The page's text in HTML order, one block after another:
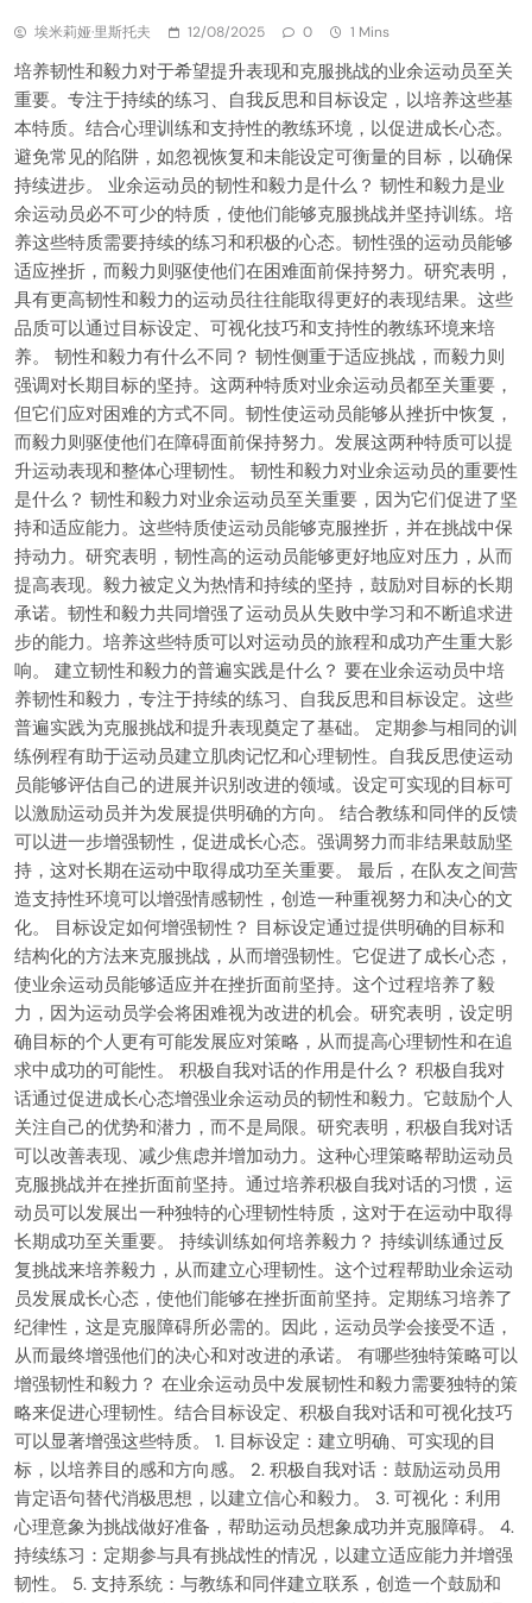
埃米莉娅·里斯托夫 12/08/2025 0 1 Mins
培养韧性和毅力对于希望提升表现和克服挑战的业余运动员至关
重要。专注于持续的练习、自我反思和目标设定，以培养这些基
本特质。结合心理训练和支持性的教练环境，以促进成长心态。
避免常见的陷阱，如忽视恢复和未能设定可衡量的目标，以确保
持续进步。 业余运动员的韧性和毅力是什么？ 韧性和毅力是业
余运动员必不可少的特质，使他们能够克服挑战并坚持训练。培
养这些特质需要持续的练习和积极的心态。韧性强的运动员能够
适应挫折，而毅力则驱使他们在困难面前保持努力。研究表明，
具有更高韧性和毅力的运动员往往能取得更好的表现结果。这些
品质可以通过目标设定、可视化技巧和支持性的教练环境来培
养。 韧性和毅力有什么不同？ 韧性侧重于适应挑战，而毅力则
强调对长期目标的坚持。这两种特质对业余运动员都至关重要，
但它们应对困难的方式不同。韧性使运动员能够从挫折中恢复，
而毅力则驱使他们在障碍面前保持努力。发展这两种特质可以提
升运动表现和整体心理韧性。 韧性和毅力对业余运动员的重要性
是什么？ 韧性和毅力对业余运动员至关重要，因为它们促进了坚
持和适应能力。这些特质使运动员能够克服挫折，并在挑战中保
持动力。研究表明，韧性高的运动员能够更好地应对压力，从而
提高表现。毅力被定义为热情和持续的坚持，鼓励对目标的长期
承诺。韧性和毅力共同增强了运动员从失败中学习和不断追求进
步的能力。培养这些特质可以对运动员的旅程和成功产生重大影
响。 建立韧性和毅力的普遍实践是什么？ 要在业余运动员中培
养韧性和毅力，专注于持续的练习、自我反思和目标设定。这些
普遍实践为克服挑战和提升表现奠定了基础。 定期参与相同的训
练例程有助于运动员建立肌肉记忆和心理韧性。自我反思使运动
员能够评估自己的进展并识别改进的领域。设定可实现的目标可
以激励运动员并为发展提供明确的方向。 结合教练和同伴的反馈
可以进一步增强韧性，促进成长心态。强调努力而非结果鼓励坚
持，这对长期在运动中取得成功至关重要。 最后，在队友之间营
造支持性环境可以增强情感韧性，创造一种重视努力和决心的文
化。 目标设定如何增强韧性？ 目标设定通过提供明确的目标和
结构化的方法来克服挑战，从而增强韧性。它促进了成长心态，
使业余运动员能够适应并在挫折面前坚持。这个过程培养了毅
力，因为运动员学会将困难视为改进的机会。研究表明，设定明
确目标的个人更有可能发展应对策略，从而提高心理韧性和在追
求中成功的可能性。 积极自我对话的作用是什么？ 积极自我对
话通过促进成长心态增强业余运动员的韧性和毅力。它鼓励个人
关注自己的优势和潜力，而不是局限。研究表明，积极自我对话
可以改善表现、减少焦虑并增加动力。这种心理策略帮助运动员
克服挑战并在挫折面前坚持。通过培养积极自我对话的习惯，运
动员可以发展出一种独特的心理韧性特质，这对于在运动中取得
长期成功至关重要。 持续训练如何培养毅力？ 持续训练通过反
复挑战来培养毅力，从而建立心理韧性。这个过程帮助业余运动
员发展成长心态，使他们能够在挫折面前坚持。定期练习培养了
纪律性，这是克服障碍所必需的。因此，运动员学会接受不适，
从而最终增强他们的决心和对改进的承诺。 有哪些独特策略可以
增强韧性和毅力？ 在业余运动员中发展韧性和毅力需要独特的策
略来促进心理韧性。结合目标设定、积极自我对话和可视化技巧
可以显著增强这些特质。 1. 目标设定：建立明确、可实现的目
标，以培养目的感和方向感。 2. 积极自我对话：鼓励运动员用
肯定语句替代消极思想，以建立信心和毅力。 3. 可视化：利用
心理意象为挑战做好准备，帮助运动员想象成功并克服障碍。 4.
持续练习：定期参与具有挑战性的情况，以建立适应能力并增强
韧性。 5. 支持系统：与教练和同伴建立联系，创造一个鼓励和